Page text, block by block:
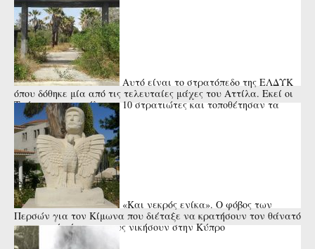
Αυτό είναι το στρατόπεδο της ΕΛΔΥΚ
όπου δόθηκε μία από τις τελευταίες μάχες του Αττίλα. Εκεί οι
Τούρκοι αποκεφάλισαν 10 στρατιώτες και τοποθέτησαν τα
κεφάλια ...
«Και νεκρός ενίκα». Ο φόβος των
Περσών για τον Κίμωνα που διέταξε να κρατήσουν τον θάνατό
του κρυφό μέχρι να τους νικήσουν στην Κύπρο